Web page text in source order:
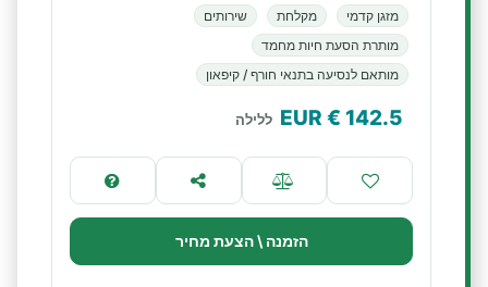
מזגן קדמי מקלחת
שירותים
מותרת הסעת חיות מחמד
מותאם לנסיעה בתנאי חורף / קיפאון
142.5
€ EUR ללילה
הזמנה \ הצעת מחיר